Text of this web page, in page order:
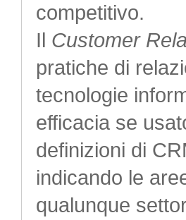
competitivo.
Il Customer
pratiche di
tecnologie
efficacia se
definizioni di
indicando le
qualunque